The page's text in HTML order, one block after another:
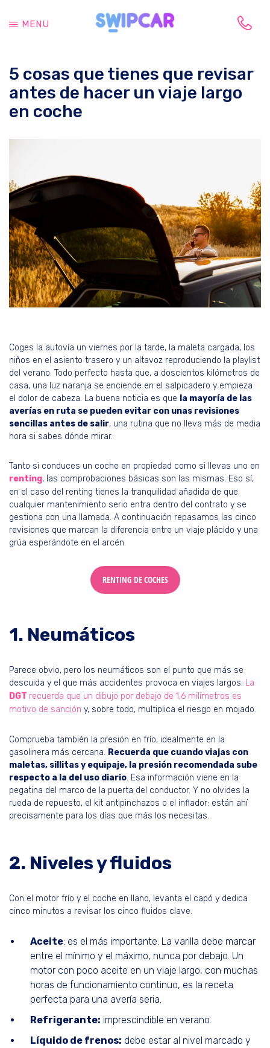
principal
cambia,
tu
coche
MENU
5 cosas que tienes que revisar
antes de hacer un viaje largo
en coche
Coges la autovía un viernes por la tarde, la maleta cargada, los
niños en el asiento trasero y un altavoz reproduciendo la playlist
del verano. Todo perfecto hasta que, a doscientos kilómetros de
casa, una luz naranja se enciende en el salpicadero y empieza
el dolor de cabeza. La buena noticia es que la mayoría de las
averías en ruta se pueden evitar con unas revisiones
sencillas antes de salir, una rutina que no lleva más de media
hora si sabes dónde mirar.
Tanto si conduces un coche en propiedad como si llevas uno en
renting, las comprobaciones básicas son las mismas. Eso sí,
en el caso del renting tienes la tranquilidad añadida de que
cualquier mantenimiento serio entra dentro del contrato y se
gestiona con una llamada. A continuación repasamos las cinco
revisiones que marcan la diferencia entre un viaje plácido y una
grúa esperándote en el arcén.
RENTING DE COCHES
1. Neumáticos
Parece obvio, pero los neumáticos son el punto que más se
descuida y el que más accidentes provoca en viajes largos. La
DGT recuerda que un dibujo por debajo de 1,6 milímetros es
motivo de sanción y, sobre todo, multiplica el riesgo en mojado.
Comprueba también la presión en frío, idealmente en la
gasolinera más cercana. Recuerda que cuando viajas con
maletas, sillitas y equipaje, la presión recomendada sube
respecto a la del uso diario. Esa información viene en la
pegatina del marco de la puerta del conductor. Y no olvides la
rueda de repuesto, el kit antipinchazos o el inflador: están ahí
precisamente para los días que más los necesitas.
2. Niveles y fluidos
Con el motor frío y el coche en llano, levanta el capó y dedica
cinco minutos a revisar los cinco fluidos clave.
Aceite: es el más importante. La varilla debe marcar
entre el mínimo y el máximo, nunca por debajo. Un
motor con poco aceite en un viaje largo, con muchas
horas de funcionamiento continuo, es la receta
perfecta para una avería seria.
Refrigerante: imprescindible en verano.
Líquido de frenos: debe estar al nivel marcado y